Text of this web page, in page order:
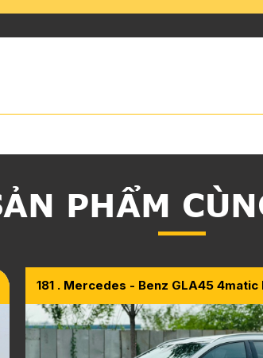
PHẨM
181 . Mercedes - Benz GLA45 4matic